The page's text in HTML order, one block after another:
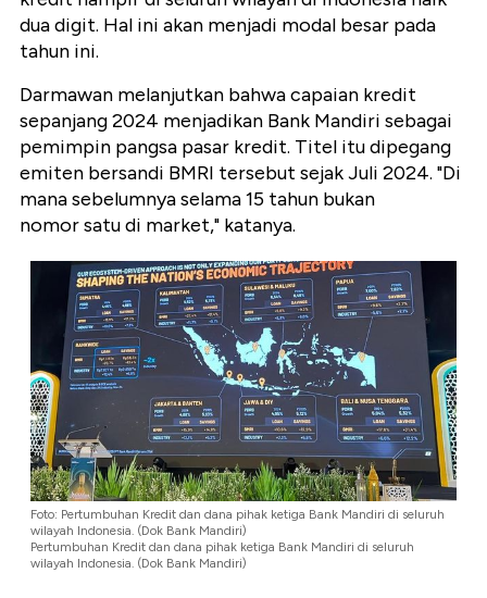
dua digit. Hal ini akan menjadi modal besar pada
tahun ini.
Darmawan melanjutkan bahwa capaian kredit
sepanjang 2024 menjadikan Bank Mandiri sebagai
pemimpin pangsa pasar kredit. Titel itu dipegang
emiten bersandi BMRI tersebut sejak Juli 2024. "Di
mana sebelumnya selama 15 tahun bukan
nomor satu di market," katanya.
Foto: Pertumbuhan Kredit dan dana pihak ketiga Bank Mandiri di seluruh
wilayah Indonesia. (Dok Bank Mandiri)
Pertumbuhan Kredit dan dana pihak ketiga Bank Mandiri di seluruh
wilayah Indonesia. (Dok Bank Mandiri)